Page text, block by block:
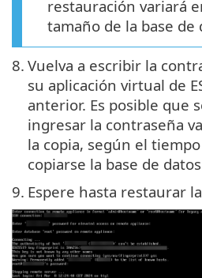
restauración variará
tamaño de la base de
8. Vuelva a escribir la
su aplicación virtual de
anterior. Es posible que
ingresar la contraseña
la copia, según el
copiarse la base de
9. Espere hasta restaurar